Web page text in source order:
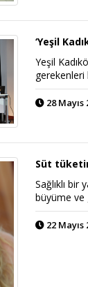
‘Yeşil
Yeşil
gerekenleri
28 Mayıs
Süt
Sağlıklı
büyüme ve
22 Mayıs